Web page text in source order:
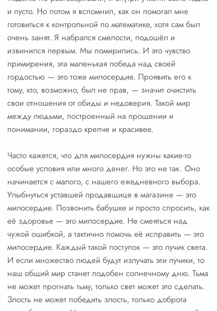
и пусто. Но потом я вспомнил, как он помогал мне
готовиться к контрольной по математике, хотя сам был
очень занят. Я набрался смелости, подошёл и
извинился первым. Мы помирились. И это чувство
примирения, эта маленькая победа над своей
гордостью — это тоже милосердие. Проявить его к
тому, кто, возможно, был не прав, — значит очистить
свои отношения от обиды и недоверия. Такой мир
между людьми, построенный на прощении и
понимании, гораздо крепче и красивее.
Часто кажется, что для милосердия нужны какие-то
особые условия или много денег. Но это не так. Оно
начинается с малого, с нашего ежедневного выбора.
Улыбнуться уставшей продавщице в магазине — это
милосердие. Позвонить бабушке и просто спросить, как
её здоровье — это милосердие. Не смеяться над
чужой ошибкой, а тактично помочь её исправить — это
милосердие. Каждый такой поступок — это лучик света.
И если множество людей будут излучать эти лучики, то
наш общий мир станет подобен солнечному дню. Тьма
не может прогнать тьму, только свет может это сделать.
Злость не может победить злость, только доброта